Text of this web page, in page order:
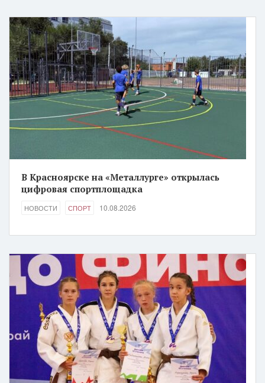
В Красноярске на «Металлурге» открылась
цифровая спортплощадка
НОВОСТИ СПОРТ 10.08.2026